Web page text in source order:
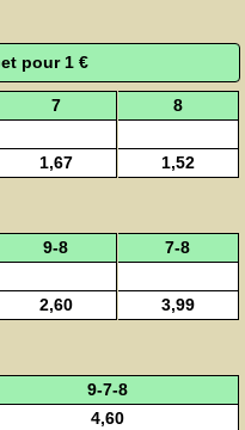
pour 1 €
7
8
1,67 1,52
9-8
7-8
2,60 3,99
9-7-8
4,60